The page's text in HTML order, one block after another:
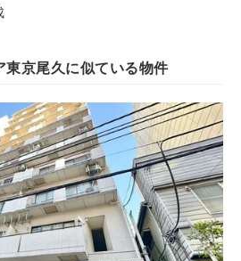
東京尾久に似ている物件